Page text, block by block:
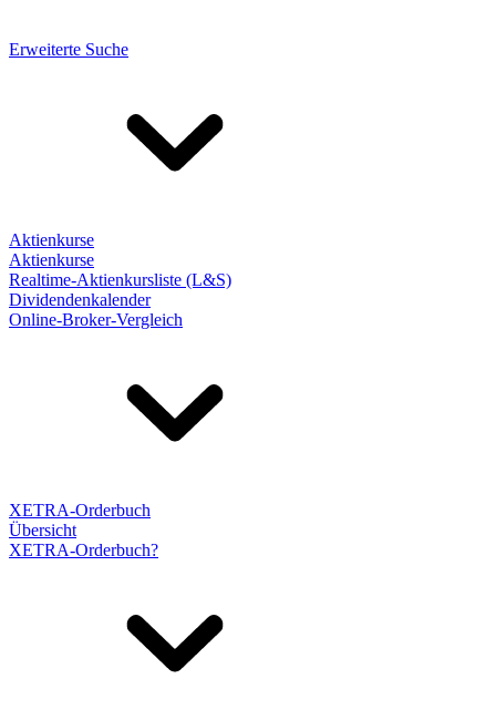
Erweiterte Suche
Aktienkurse
Aktienkurse
Realtime-Aktienkursliste (L&S)
Dividendenkalender
Online-Broker-Vergleich
XETRA-Orderbuch
Übersicht
XETRA-Orderbuch?